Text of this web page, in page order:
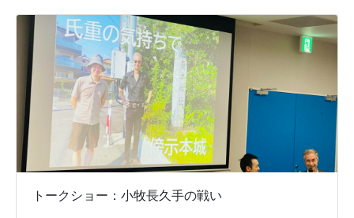
トークショー：小牧長久手の戦い